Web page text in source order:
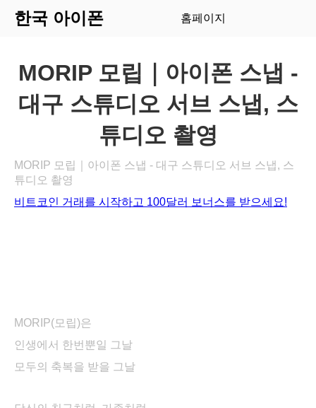
한국 아이폰 홈페이지
MORIP 모립｜아이폰 스냅 -
대구 스튜디오 서브 스냅, 스
튜디오 촬영
MORIP 모립｜아이폰 스냅 - 대구 스튜디오 서브 스냅, 스
튜디오 촬영
비트코인 거래를 시작하고 100달러 보너스를 받으세요!
MORIP(모립)은
인생에서 한번뿐일 그날
모두의 축복을 받을 그날